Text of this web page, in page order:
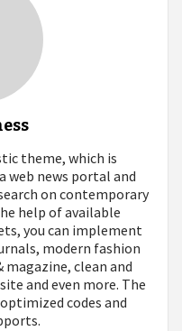
theme, which is
web news portal and
on contemporary
help of available
you can implement
modern fashion
clean and
and even more. The
codes and